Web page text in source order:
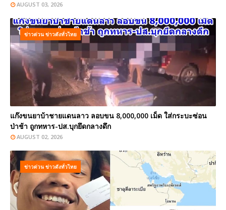
AUGUST 03, 2026
ข่าวด่วน ข่าวดังทั่วไทย
แก๊งขนยาบ้าชายแดนลาว ลอบขน 8,000,000 เม็ด ใส่กระบะซ่อน
ป่าช้า ถูกทหาร-ปส.บุกยึดกลางดึก
AUGUST 02, 2026
ข่าวด่วน ข่าวดังทั่วไทย